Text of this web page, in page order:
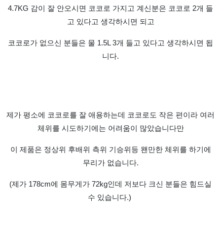
4.7KG 감이 잘 안오시면 코코로 가지고 계신분은 코코로 2개 들
고 있다고 생각하시면 되고
코코로가 없으신 분들은 물 1.5L 3개 들고 있다고 생각하시면 됩
니다.
제가 평소에 코코로를 잘 애용하는데 코코로도 작은 편이라 여러
체위를 시도하기에는 어려움이 많았습니다만
이 제품은 정상위 후배위 측위 기승위등 왠만한체위를 하기에
무리가 없습니다.
(제가 178cm에 몸무게가 72kg인데 저보다 크신 분들은 힘드실
수 있습니다.)